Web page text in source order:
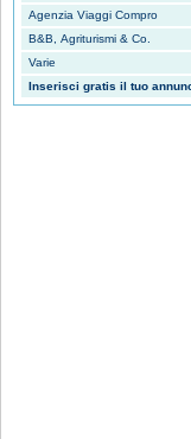
Agenzia Viaggi Compro
B&B, Agriturismi & Co.
Varie
Inserisci gratis il tuo